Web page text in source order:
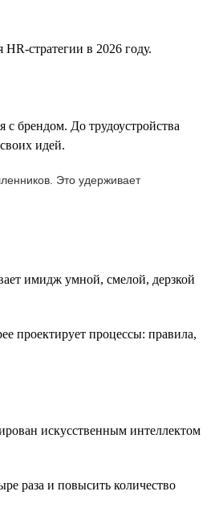
стратегии в 2026 году.
брендом. До трудоустройства
идей.
Это удерживает
имидж умной, смелой, дерзкой
проектирует процессы: правила,
искусственным интеллектом
раза и повысить количество